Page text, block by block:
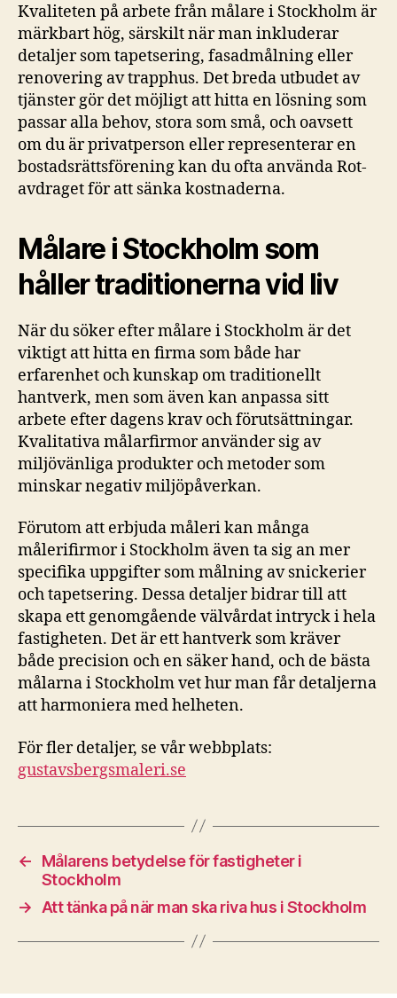
Kvaliteten på arbete från målare i Stockholm är
märkbart hög, särskilt när man inkluderar
detaljer som tapetsering, fasadmålning eller
renovering av trapphus. Det breda utbudet av
tjänster gör det möjligt att hitta en lösning som
passar alla behov, stora som små, och oavsett
om du är privatperson eller representerar en
bostadsrättsförening kan du ofta använda Rot-
avdraget för att sänka kostnaderna.
Målare i Stockholm som
håller traditionerna vid liv
När du söker efter målare i Stockholm är det
viktigt att hitta en firma som både har
erfarenhet och kunskap om traditionellt
hantverk, men som även kan anpassa sitt
arbete efter dagens krav och förutsättningar.
Kvalitativa målarfirmor använder sig av
miljövänliga produkter och metoder som
minskar negativ miljöpåverkan.
Förutom att erbjuda måleri kan många
målerifirmor i Stockholm även ta sig an mer
specifika uppgifter som målning av snickerier
och tapetsering. Dessa detaljer bidrar till att
skapa ett genomgående välvårdat intryck i hela
fastigheten. Det är ett hantverk som kräver
både precision och en säker hand, och de bästa
målarna i Stockholm vet hur man får detaljerna
att harmoniera med helheten.
För fler detaljer, se vår webbplats:
gustavsbergsmaleri.se
←
Målarens betydelse för fastigheter i
Stockholm
→
Att tänka på när man ska riva hus i Stockholm